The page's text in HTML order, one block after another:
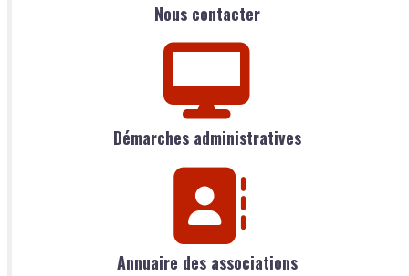
Nous contacter
Démarches administratives
Annuaire des associations